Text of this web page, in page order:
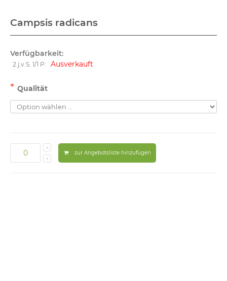
Campsis radicans
Verfügbarkeit:
2 j.v.S. 1/1 P: Ausverkauft
* Qualität
zur Angebotsliste hinzufügen